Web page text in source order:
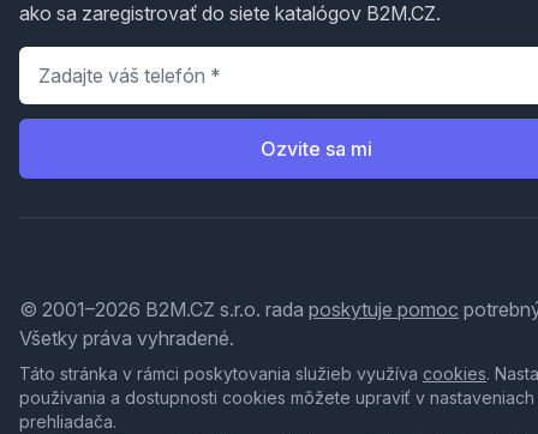
ako sa zaregistrovať do siete katalógov B2M.CZ.
Telefón
Ozvite sa mi
© 2001–2026 B2M.CZ s.r.o. rada poskytuje pomoc
Všetky práva vyhradené.
Táto stránka v rámci poskytovania služieb využíva cookies.
používania a dostupnosti cookies môžete upraviť v nastaveniach
prehliadača.